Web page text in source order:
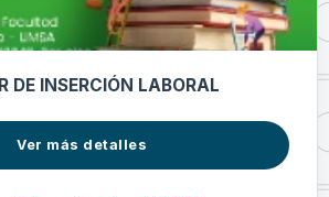
DE INSERCIÓN LABORAL
Ver más detalles